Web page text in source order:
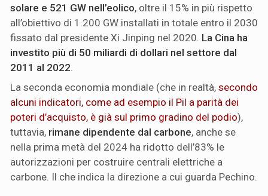
solare e 521 GW nell’eolico, oltre il 15% in più rispetto
all’obiettivo di 1.200 GW installati in totale entro il 2030
fissato dal presidente Xi Jinping nel 2020. La Cina ha
investito più di 50 miliardi di dollari nel settore dal
2011 al 2022.
La seconda economia mondiale (che in realtà, secondo
alcuni indicatori, come ad esempio il Pil a parità dei
poteri d’acquisto, è già sul primo gradino del podio),
tuttavia, rimane dipendente dal carbone, anche se
nella prima metà del 2024 ha ridotto dell’83% le
autorizzazioni per costruire centrali elettriche a
carbone. Il che indica la direzione a cui guarda Pechino.